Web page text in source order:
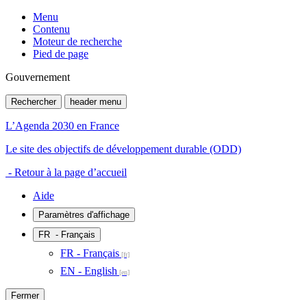
Menu
Contenu
Moteur de recherche
Pied de page
Gouvernement
Rechercher header menu
L’Agenda 2030 en France
Le site des objectifs de développement durable (ODD)
- Retour à la page d’accueil
Aide
Paramètres d'affichage
FR - Français
FR - Français
EN - English
Fermer